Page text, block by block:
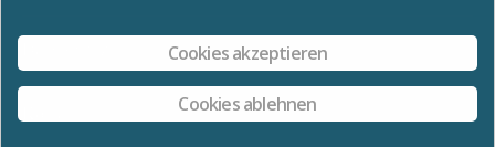
Cookies akzeptieren
Cookies ablehnen